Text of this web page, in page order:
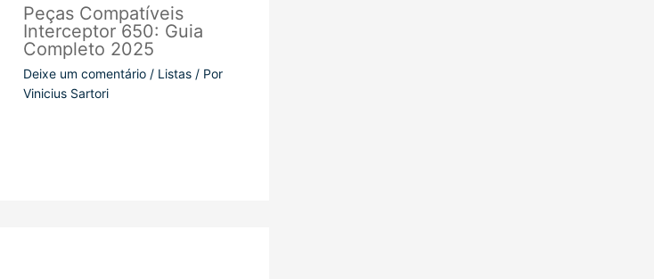
Peças Compatíveis
Interceptor 650: Guia
Completo 2025
Deixe um comentário / Listas / Por
Vinicius Sartori